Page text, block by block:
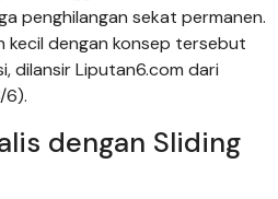
penghilangan sekat permanen.
kecil dengan konsep tersebut
dilansir Liputan6.com dari
6).
dengan Sliding